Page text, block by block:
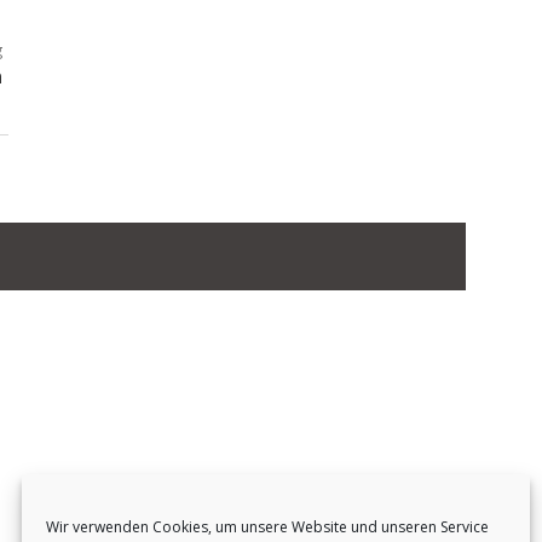
Wir verwenden Cookies, um unsere Website und unseren Service